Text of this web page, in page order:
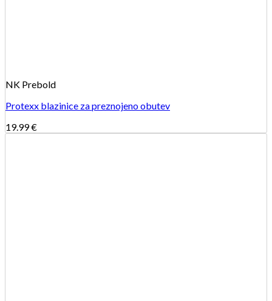
NK Prebold
Protexx blazinice za preznojeno obutev
19.99€